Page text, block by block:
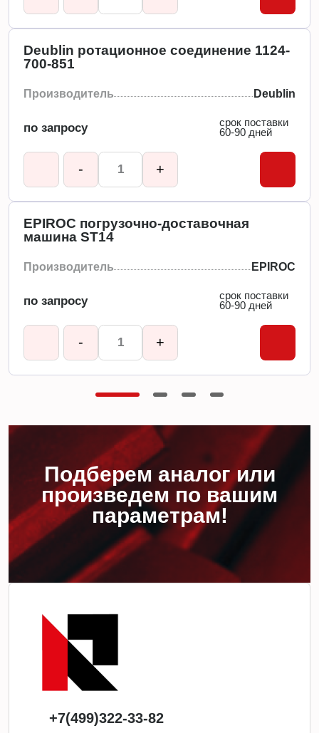
Deublin ротационное соединение 1124-
700-851
Производитель Deublin
по запросу
срок поставки
60-90 дней
- +
EPIROC погрузочно-доставочная
машина ST14
Производитель EPIROC
по запросу
срок поставки
60-90 дней
- +
Подберем аналог или
произведем по вашим
параметрам!
+7(499)322-33-82